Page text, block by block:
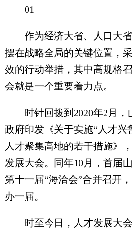
01
作为经济大省、人口大省
摆在战略全局的关键位置，
效的行动举措，其中高规格
会就是一个重要着力点。
时针回拨到2020年2月，
政府印发《关于实施“人才兴
人才聚集高地的若干措施》
发展大会。同年10月，首届
第十一届“海洽会”合并召开
办一届。
时至今日，人才发展大会